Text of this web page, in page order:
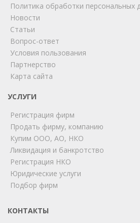
Политика обработки персональных
Новости
Статьи
Вопрос-ответ
Условия пользования
Партнерство
Карта сайта
УСЛУГИ
Регистрация фирм
Продать фирму, компанию
Купим ООО, АО, НКО
Ликвидация и банкротство
Регистрация НКО
Юридические услуги
Подбор фирм
КОНТАКТЫ
Мы на связи!
Позвоните нам или свяжитесь с
удобный мессенджер!
Telegram
Телефон